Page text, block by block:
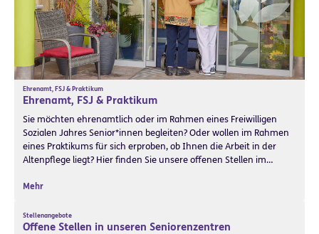
Ehrenamt, FSJ & Praktikum
Ehrenamt, FSJ & Praktikum
Sie möchten ehrenamtlich oder im Rahmen eines Freiwilligen
Sozialen Jahres Senior*innen begleiten? Oder wollen im Rahmen
eines Praktikums für sich erproben, ob Ihnen die Arbeit in der
Altenpflege liegt? Hier finden Sie unsere offenen Stellen im…
Mehr
Stellenangebote
Offene Stellen in unseren Seniorenzentren